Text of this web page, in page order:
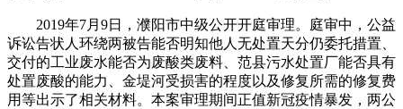
2019年7月9日，濮阳市中级公开开庭审理。庭审中，公益
诉讼告状人环绕两被告能否明知他人无处置天分仍委托措置、
交付的工业废水能否为废酸类废料、范县污水处置厂能否具有
处置废酸的能力、金堤河受损害的程度以及修复所需的修复费
用等出示了相关材料。本案审理期间正值新冠疫情暴发，两公